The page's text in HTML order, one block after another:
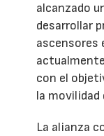
alcanzado
desarrollar
ascensores
con el
la movilidad
La alianza